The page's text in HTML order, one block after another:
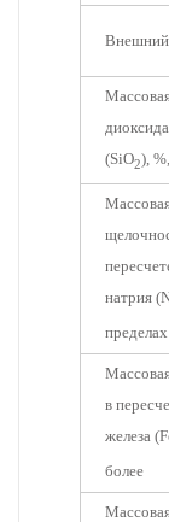
Внешний
(SiO2),
натрия
пределах
в
железа
более